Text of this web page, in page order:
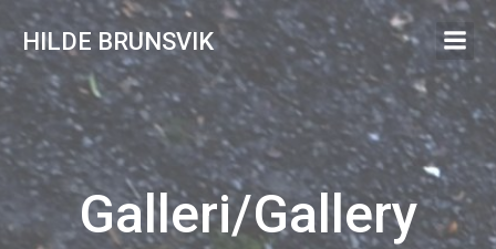
Skip
content
HILDE BRUNSVIK
Galleri/Gallery